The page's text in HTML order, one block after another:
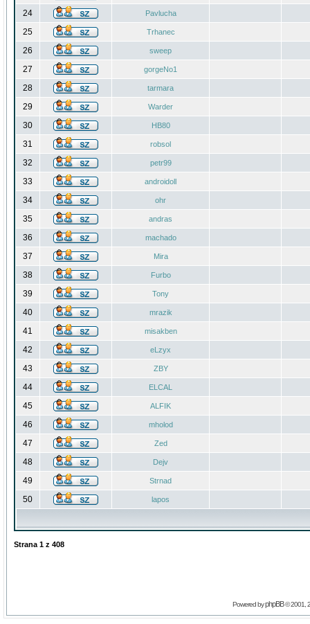
24 Pavlucha
25 Trhanec
26 sweep
27 gorgeNo1
28 tarmara
29 Warder
30 HB80
31 robsol
32 petr99
33 androidoll
34 ohr
35 andras
36 machado
37 Mira
38 Furbo
39 Tony
40 mrazik
41 misakben
42 eLzyx
43 ZBY
44 ELCAL
45 ALFIK
46 mholod
47 Zed
48 Dejv
49 Strnad
50 lapos
Strana 1 z 408
Powered byphpBB© 2001,